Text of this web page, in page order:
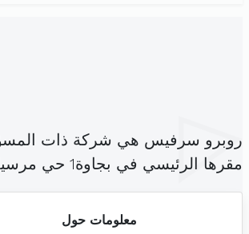
روبرو سرفيس هي شركة ذات
مقرها الرئيسي في بجاوة1 حي مرسيليا واد الليل (
معلومات حول